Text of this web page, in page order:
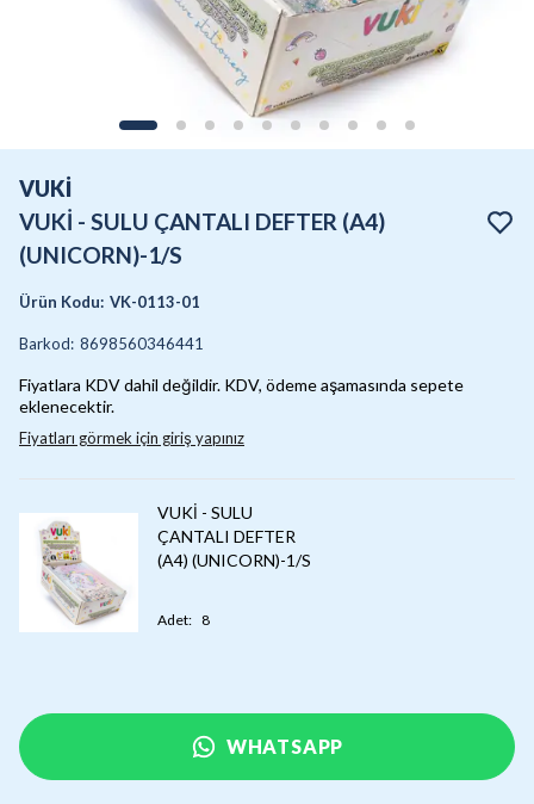
VUKİ
VUKİ - SULU ÇANTALI DEFTER (A4)
(UNICORN)-1/S
Ürün Kodu: VK-0113-01
Barkod: 8698560346441
Fiyatlara KDV dahil değildir. KDV, ödeme aşamasında sepete
eklenecektir.
Fiyatları görmek için giriş yapınız
VUKİ - SULU
ÇANTALI DEFTER
(A4) (UNICORN)-1/S
Adet: 8
WHATSAPP